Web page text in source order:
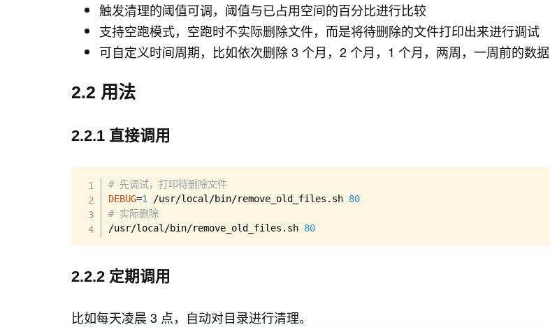
触发清理的阈值可调，阈值与已占用空间的百分比进行比较
支持空跑模式，空跑时不实际删除文件，而是将待删除的文件打印出来进行调试
可自定义时间周期，比如依次删除 3 个月，2 个月，1 个月，两周，一周前的数据
2.2 用法
2.2.1 直接调用
# 先调试，打印待删除文件
DEBUG=1 /usr/local/bin/remove_old_files.sh 80
# 实际删除
/usr/local/bin/remove_old_files.sh 80
2.2.2 定期调用
比如每天凌晨 3 点，自动对目录进行清理。